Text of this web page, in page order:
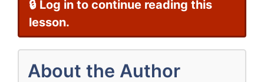
🔒 Log in to continue reading this
lesson.
About the Author